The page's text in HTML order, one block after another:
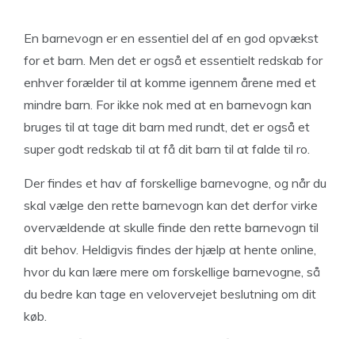
En barnevogn er en essentiel del af en god opvækst
for et barn. Men det er også et essentielt redskab for
enhver forælder til at komme igennem årene med et
mindre barn. For ikke nok med at en barnevogn kan
bruges til at tage dit barn med rundt, det er også et
super godt redskab til at få dit barn til at falde til ro.
Der findes et hav af forskellige barnevogne, og når du
skal vælge den rette barnevogn kan det derfor virke
overvældende at skulle finde den rette barnevogn til
dit behov. Heldigvis findes der hjælp at hente online,
hvor du kan lære mere om forskellige barnevogne, så
du bedre kan tage en velovervejet beslutning om dit
køb.